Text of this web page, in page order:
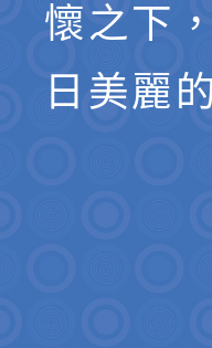
懷之下
日美麗